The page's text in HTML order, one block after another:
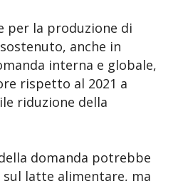
per la produzione di
sostenuto, anche in
interna e globale,
rispetto al 2021 a
riduzione della
domanda potrebbe
latte alimentare, ma